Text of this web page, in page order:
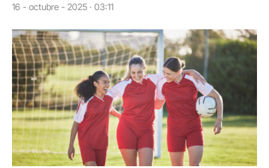
16 - octubre - 2025 · 03:11